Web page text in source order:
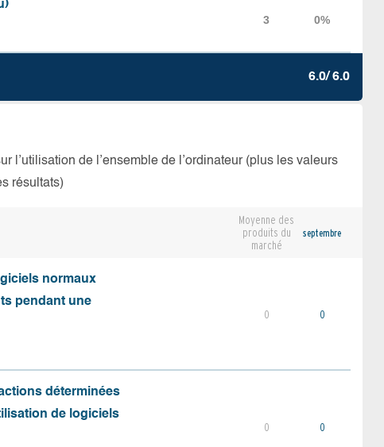
6.0/ 6.0
l’utilisation de l’ensemble de l’ordinateur (plus les valeurs
résultats)
Moyenne des
produits du
marché
septembre
normaux
pendant une
0 0
déterminées
de logiciels
0 0